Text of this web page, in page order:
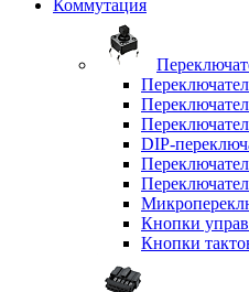
Коммутация
DIP-
Кнопки
Кнопки